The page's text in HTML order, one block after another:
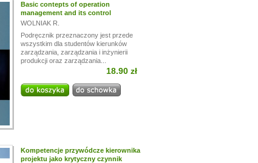
Basic contepts of operation
management and its control
WOLNIAK R.
Podręcznik przeznaczony jest przede
wszystkim dla studentów kierunków
zarządzania, zarządzania i inżynierii
produkcji oraz zarządzania...
18.90 zł
Kompetencje przywódcze kierownika
projektu jako krytyczny czynnik